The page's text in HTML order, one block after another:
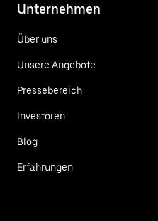
Unternehmen
Über uns
Unsere Angebote
Pressebereich
Investoren
Blog
Erfahrungen